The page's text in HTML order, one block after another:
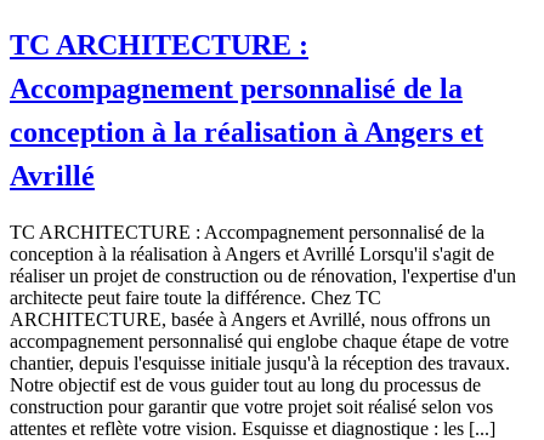
TC ARCHITECTURE :
Accompagnement personnalisé de la
conception à la réalisation à Angers et
Avrillé
TC ARCHITECTURE : Accompagnement personnalisé de la
conception à la réalisation à Angers et Avrillé Lorsqu'il s'agit de
réaliser un projet de construction ou de rénovation, l'expertise d'un
architecte peut faire toute la différence. Chez TC
ARCHITECTURE, basée à Angers et Avrillé, nous offrons un
accompagnement personnalisé qui englobe chaque étape de votre
chantier, depuis l'esquisse initiale jusqu'à la réception des travaux.
Notre objectif est de vous guider tout au long du processus de
construction pour garantir que votre projet soit réalisé selon vos
attentes et reflète votre vision. Esquisse et diagnostique : les [...]